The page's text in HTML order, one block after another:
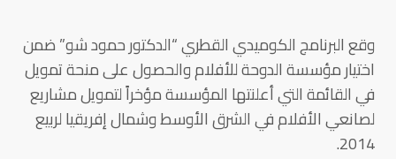
وقع البرنامج الكوميدي القطري “الدكتور حمود شو” ضمن
اختيار مؤسسة الدوحة للأفلام والحصول على منحة تمويل
في القائمة التي أعلنتها المؤسسة مؤخراً لتمويل مشاريع
لصانعي الأفلام في الشرق الأوسط وشمال إفريقيا لربيع
2014.